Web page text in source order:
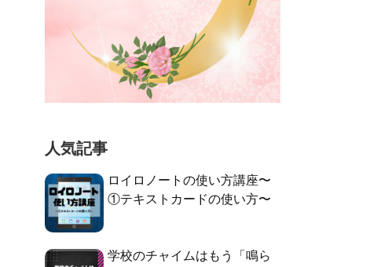
人気記事
ロイロノートの使い方講座〜
①テキストカードの使い方〜
学校のチャイムはもう「鳴ら